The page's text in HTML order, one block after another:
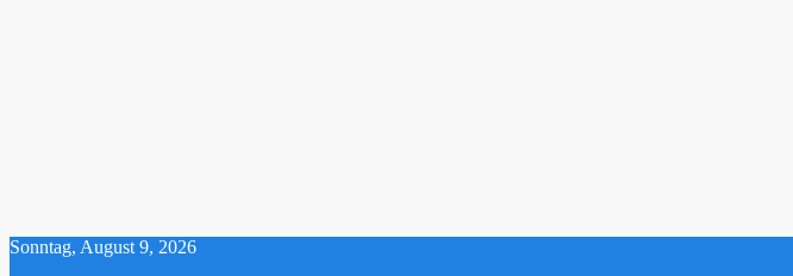
Sonntag, August 9, 2026